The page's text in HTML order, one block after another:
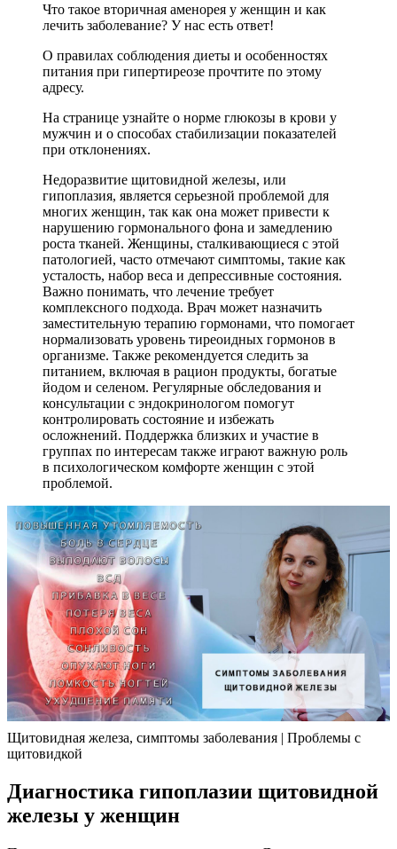
Что такое вторичная аменорея у женщин и как
лечить заболевание? У нас есть ответ!
О правилах соблюдения диеты и особенностях
питания при гипертиреозе прочтите по этому
адресу.
На странице узнайте о норме глюкозы в крови у
мужчин и о способах стабилизации показателей
при отклонениях.
Недоразвитие щитовидной железы, или
гипоплазия, является серьезной проблемой для
многих женщин, так как она может привести к
нарушению гормонального фона и замедлению
роста тканей. Женщины, сталкивающиеся с этой
патологией, часто отмечают симптомы, такие как
усталость, набор веса и депрессивные состояния.
Важно понимать, что лечение требует
комплексного подхода. Врач может назначить
заместительную терапию гормонами, что помогает
нормализовать уровень тиреоидных гормонов в
организме. Также рекомендуется следить за
питанием, включая в рацион продукты, богатые
йодом и селеном. Регулярные обследования и
консультации с эндокринологом помогут
контролировать состояние и избежать
осложнений. Поддержка близких и участие в
группах по интересам также играют важную роль
в психологическом комфорте женщин с этой
проблемой.
Щитовидная железа, симптомы заболевания | Проблемы с
щитовидкой
Диагностика гипоплазии щитовидной
железы у женщин